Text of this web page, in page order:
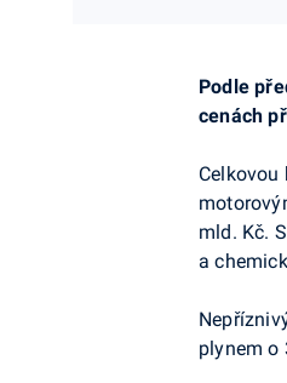
Podle
cenách
mld. Kč.
a
plynem o